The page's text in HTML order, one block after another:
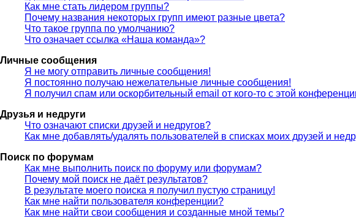
Как мне стать лидером группы?
Почему названия некоторых групп имеют разные цвета?
Что такое группа по умолчанию?
Что означает ссылка «Наша команда»?
Личные сообщения
Я не могу отправить личные сообщения!
Я постоянно получаю нежелательные личные сообщения!
Я получил спам или оскорбительный email от кого-то с этой
Друзья и недруги
Что означают списки друзей и недругов?
Как мне добавлять/удалять пользователей в списках моих друзей и
Поиск по форумам
Как мне выполнить поиск по форуму или форумам?
Почему мой поиск не даёт результатов?
В результате моего поиска я получил пустую страницу!
Как мне найти пользователя конференции?
Как мне найти свои сообщения и созданные мной темы?